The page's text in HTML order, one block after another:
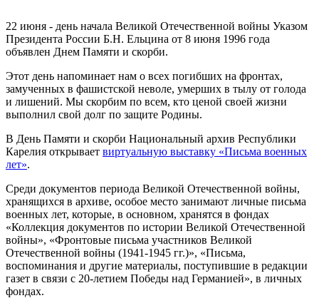
22 июня - день начала Великой Отечественной войны Указом
Президента России Б.Н. Ельцина от 8 июня 1996 года
объявлен Днем Памяти и скорби.
Этот день напоминает нам о всех погибших на фронтах,
замученных в фашистской неволе, умерших в тылу от голода
и лишений. Мы скорбим по всем, кто ценой своей жизни
выполнил свой долг по защите Родины.
В День Памяти и скорби Национальный архив Республики
Карелия открывает виртуальную выставку «Письма военных
лет».
Среди документов периода Великой Отечественной войны,
хранящихся в архиве, особое место занимают личные письма
военных лет, которые, в основном, хранятся в фондах
«Коллекция документов по истории Великой Отечественной
войны», «Фронтовые письма участников Великой
Отечественной войны (1941-1945 гг.)», «Письма,
воспоминания и другие материалы, поступившие в редакции
газет в связи с 20-летием Победы над Германией», в личных
фондах.